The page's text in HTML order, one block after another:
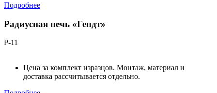
Подробнее
Радиусная печь «Гендт»
Р-11
Цена за комплект изразцов. Монтаж, материал и
доставка рассчитывается отдельно.